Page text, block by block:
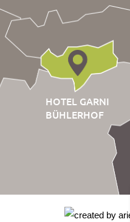
HOTEL GARNI
BÜHLERHOF